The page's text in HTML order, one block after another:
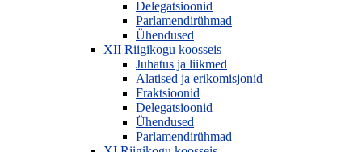
Delegatsioonid
Parlamendirühmad
Ühendused
XII Riigikogu koosseis
Juhatus ja liikmed
Alatised ja erikomisjonid
Fraktsioonid
Delegatsioonid
Ühendused
Parlamendirühmad